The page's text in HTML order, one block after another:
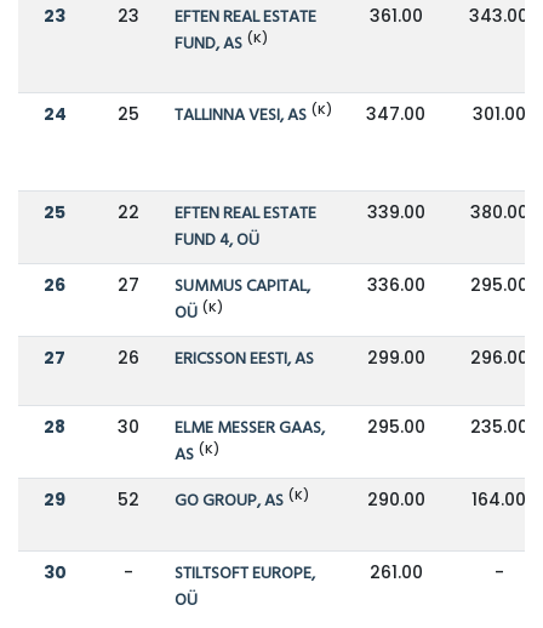
23 23
EFTEN REAL ESTATE
FUND, AS (K)
361.00 343.00
24 25 TALLINNA VESI, AS (K) 347.00 301.00
25 22
EFTEN REAL ESTATE
FUND 4, OÜ
339.00 380.00
26 27
SUMMUS CAPITAL,
OÜ (K)
336.00 295.00
27 26 ERICSSON EESTI, AS 299.00 296.00
28 30
ELME MESSER GAAS,
AS (K)
295.00 235.00
29 52 GO GROUP, AS (K) 290.00 164.00
30 -
STILTSOFT EUROPE,
OÜ
261.00 -